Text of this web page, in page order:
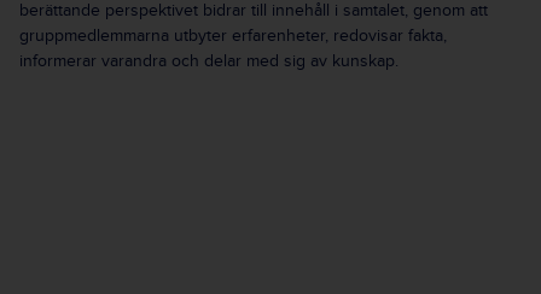
berättande perspektivet bidrar till innehåll i samtalet, genom att
gruppmedlemmarna utbyter erfarenheter, redovisar fakta,
informerar varandra och delar med sig av kunskap.